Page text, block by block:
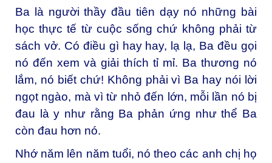
Ba là người thầy đầu tiên dạy nó những bài
học thực tế từ cuộc sống chứ không phải từ
sách vở. Có điều gì hay hay, lạ lạ, Ba đều gọi
nó đến xem và giải thích tỉ mỉ. Ba thương nó
lắm, nó biết chứ! Không phải vì Ba hay nói lời
ngọt ngào, mà vì từ nhỏ đến lớn, mỗi lần nó bị
đau là y như rằng Ba phản ứng như thể Ba
còn đau hơn nó.
Nhớ năm lên năm tuổi, nó theo các anh chị họ